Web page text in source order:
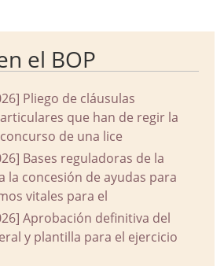
el BOP
Pliego de cláusulas
que han de regir la
de una lice
Bases reguladoras de la
la concesión de ayudas para
vitales para el
Aprobación definitiva del
y plantilla para el ejercicio